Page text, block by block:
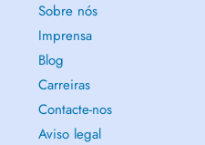
Sobre nós
Imprensa
Blog
Carreiras
Contacte-nos
Aviso legal